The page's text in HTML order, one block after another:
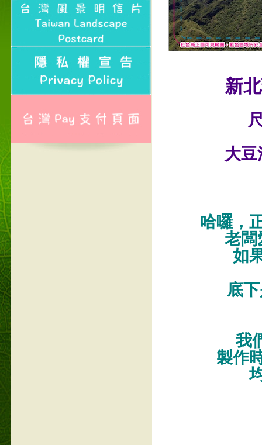
新
大
哈囉，
老闆
如
底
我
製作